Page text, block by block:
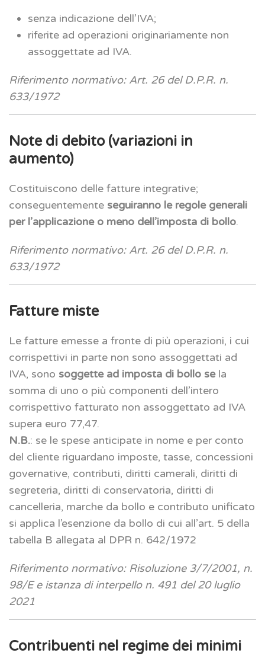
senza indicazione dell’IVA;
riferite ad operazioni originariamente non
assoggettate ad IVA.
Riferimento normativo: Art. 26 del D.P.R. n.
633/1972
Note di debito (variazioni in
aumento)
Costituiscono delle fatture integrative;
conseguentemente seguiranno le regole generali
per l’applicazione o meno dell’imposta di bollo.
Riferimento normativo: Art. 26 del D.P.R. n.
633/1972
Fatture miste
Le fatture emesse a fronte di più operazioni, i cui
corrispettivi in parte non sono assoggettati ad
IVA, sono soggette ad imposta di bollo sela
somma di uno o più componenti dell’intero
corrispettivo fatturato non assoggettato ad IVA
supera euro 77,47.
N.B.: se le spese anticipate in nome e per conto
del cliente riguardano imposte, tasse, concessioni
governative, contributi, diritti camerali, diritti di
segreteria, diritti di conservatoria, diritti di
cancelleria, marche da bollo e contributo unificato
si applica l’esenzione da bollo di cui all’art. 5 della
tabella B allegata al DPR n. 642/1972
Riferimento normativo: Risoluzione 3/7/2001, n.
98/E e istanza di interpello n. 491 del 20 luglio
2021
Contribuenti nel regime dei minimi